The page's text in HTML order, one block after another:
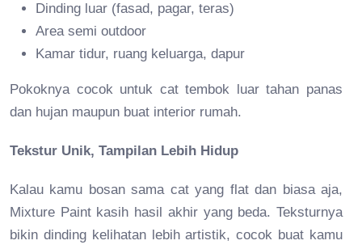
Dinding luar (fasad, pagar, teras)
Area semi outdoor
Kamar tidur, ruang keluarga, dapur
Pokoknya cocok untuk cat tembok luar tahan panas
dan hujan maupun buat interior rumah.
Tekstur Unik, Tampilan Lebih Hidup
Kalau kamu bosan sama cat yang flat dan biasa aja,
Mixture Paint kasih hasil akhir yang beda. Teksturnya
bikin dinding kelihatan lebih artistik, cocok buat kamu